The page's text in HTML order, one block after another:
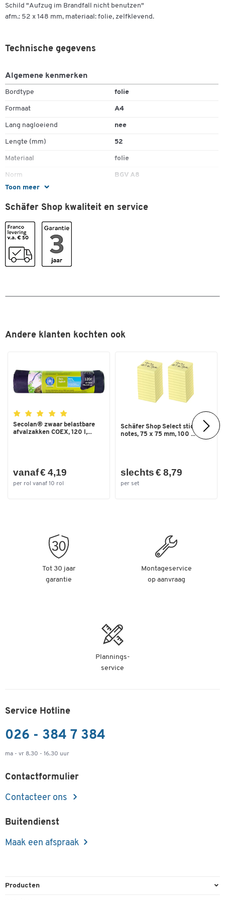
Schild "Aufzug im Brandfall nicht benutzen"
afm.: 52 x 148 mm, materiaal: folie, zelfklevend.
Toon meer
Technische gegevens
Algemene kenmerken
Bordtype folie
Formaat A4
Lang nagloeiend nee
Lengte (mm) 52
Materiaal folie
Norm BGV A8
Toepassing
Zelfklevend ja
Kleuren
Kleur
Afmetingen
Schäfer Shop kwaliteit en service
Andere klanten kochten ook
Secolan® zwaar belastbare
afvalzakken COEX, 120 l,...
vanaf € 4,19
per rol vanaf 10 rol
Schäfer Shop Select sticky
notes, 75 x 75 mm, 100 ...
slechts € 8,79
per set
Dubbelklik om in te zoomen
Tot 30 jaar
garantie
Montageservice
op aanvraag
Plannings-
service
Service Hotline
026 - 384 7 384
ma - vr 8.30 - 16.30 uur
Contactformulier
Contacteer ons
Buitendienst
Maak een afspraak
Producten